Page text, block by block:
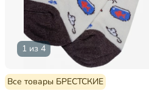
1 из 4
Все товары БРЕСТСКИЕ